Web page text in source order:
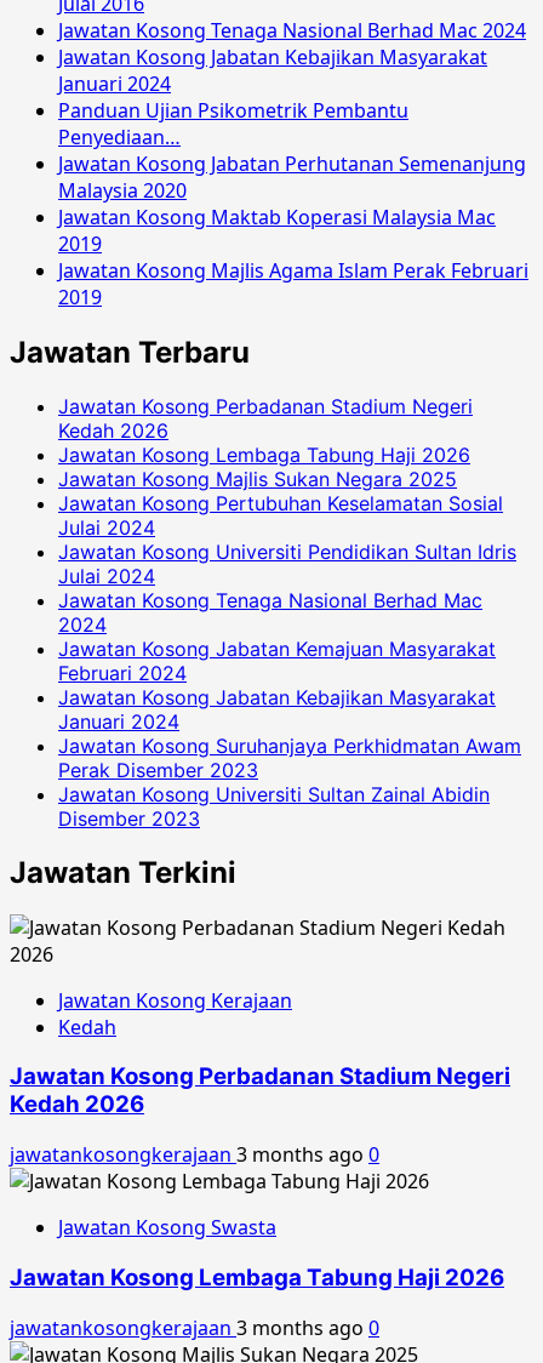
Jawatan Kosong Tenaga Nasional Berhad Mac 2024
Jawatan Kosong Jabatan Kebajikan Masyarakat
Januari 2024
Panduan Ujian Psikometrik Pembantu
Penyediaan…
Jawatan Kosong Jabatan Perhutanan Semenanjung
Malaysia 2020
Jawatan Kosong Maktab Koperasi Malaysia Mac
2019
Jawatan Kosong Majlis Agama Islam Perak Februari
2019
Jawatan Terbaru
Jawatan Kosong Perbadanan Stadium Negeri
Kedah 2026
Jawatan Kosong Lembaga Tabung Haji 2026
Jawatan Kosong Majlis Sukan Negara 2025
Jawatan Kosong Pertubuhan Keselamatan Sosial
Julai 2024
Jawatan Kosong Universiti Pendidikan Sultan Idris
Julai 2024
Jawatan Kosong Tenaga Nasional Berhad Mac
2024
Jawatan Kosong Jabatan Kemajuan Masyarakat
Februari 2024
Jawatan Kosong Jabatan Kebajikan Masyarakat
Januari 2024
Jawatan Kosong Suruhanjaya Perkhidmatan Awam
Perak Disember 2023
Jawatan Kosong Universiti Sultan Zainal Abidin
Disember 2023
Jawatan Terkini
Jawatan Kosong Kerajaan
Kedah
Jawatan Kosong Perbadanan Stadium Negeri
Kedah 2026
jawatankosongkerajaan 3 months ago 0
Jawatan Kosong Swasta
Jawatan Kosong Lembaga Tabung Haji 2026
jawatankosongkerajaan 3 months ago 0